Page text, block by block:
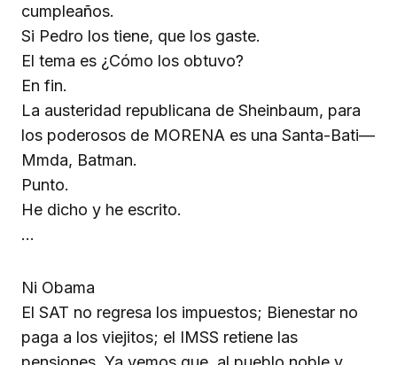
cumpleaños.
Si Pedro los tiene, que los gaste.
El tema es ¿Cómo los obtuvo?
En fin.
La austeridad republicana de Sheinbaum, para
los poderosos de MORENA es una Santa-Bati—
Mmda, Batman.
Punto.
He dicho y he escrito.
…
Ni Obama
El SAT no regresa los impuestos; Bienestar no
paga a los viejitos; el IMSS retiene las